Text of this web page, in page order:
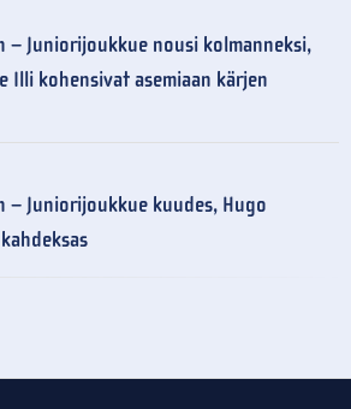
– Juniorijoukkue nousi kolmanneksi,
Illi kohensivat asemiaan kärjen
– Juniorijoukkue kuudes, Hugo